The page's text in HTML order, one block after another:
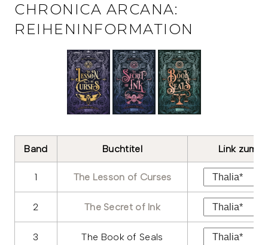
CHRONICA ARCANA:
REIHENINFORMATION
Band Buchtitel Link zum
1 The Lesson of Curses
2 The Secret of Ink
3 The Book of Seals